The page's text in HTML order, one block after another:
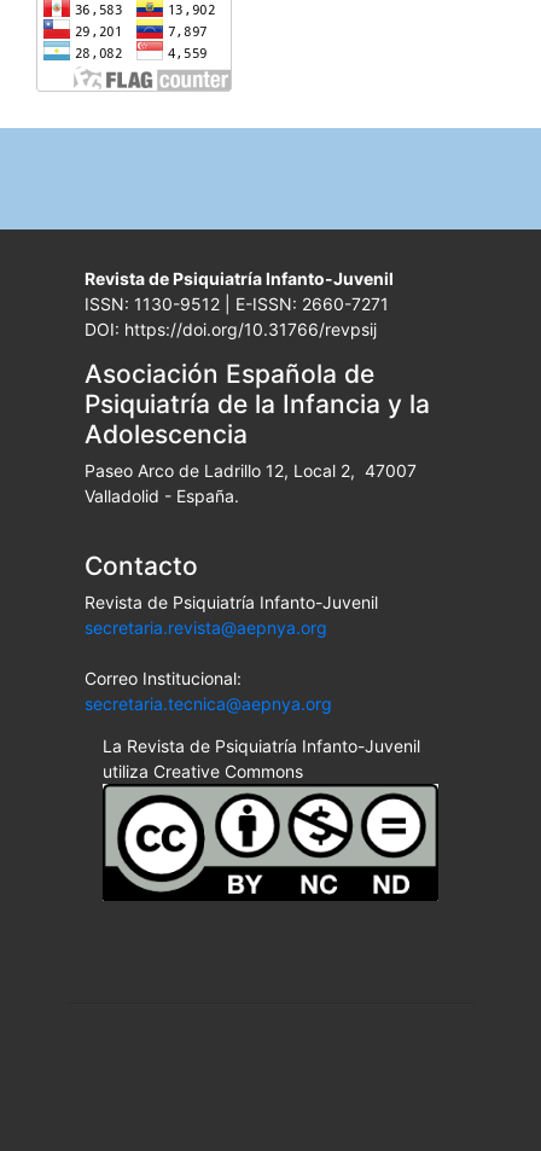
Revista de Psiquiatría Infanto-Juvenil
ISSN: 1130-9512 | E-ISSN: 2660-7271
DOI: https://doi.org/10.31766/revpsij
Asociación Española de
Psiquiatría de la Infancia y la
Adolescencia
Paseo Arco de Ladrillo 12, Local 2, 47007
Valladolid - España.
Contacto
Revista de Psiquiatría Infanto-Juvenil
secretaria.revista@aepnya.org
Correo Institucional:
secretaria.tecnica@aepnya.org
La Revista de Psiquiatría Infanto-Juvenil
utiliza Creative Commons